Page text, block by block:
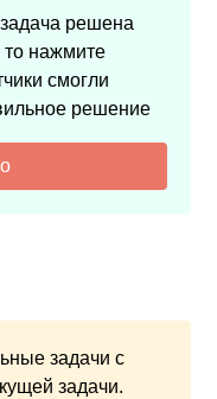
решена
то нажмите
смогли
решение
задачи с
задачи.